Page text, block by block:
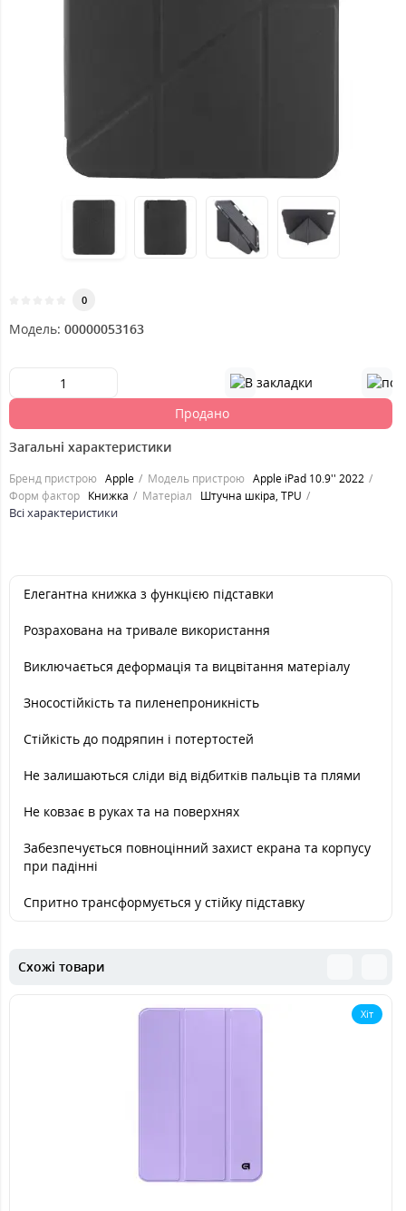
0
Модель: 00000053163
Продано
Загальні характеристики
Бренд пристрою Apple Модель пристрою Apple iPad 10.9'' 2022
Форм фактор Книжка Матеріал Штучна шкіра, TPU
Всі характеристики
Елегантна книжка з функцією підставки
Розрахована на тривале використання
Виключається деформація та вицвітання матеріалу
Зносостійкість та пиленепроникність
Стійкість до подряпин і потертостей
Не залишаються сліди від відбитків пальців та плями
Не ковзає в руках та на поверхнях
Забезпечується повноцінний захист екрана та корпусу
при падінні
Спритно трансформується у стійку підставку
Схожі товари
Хіт